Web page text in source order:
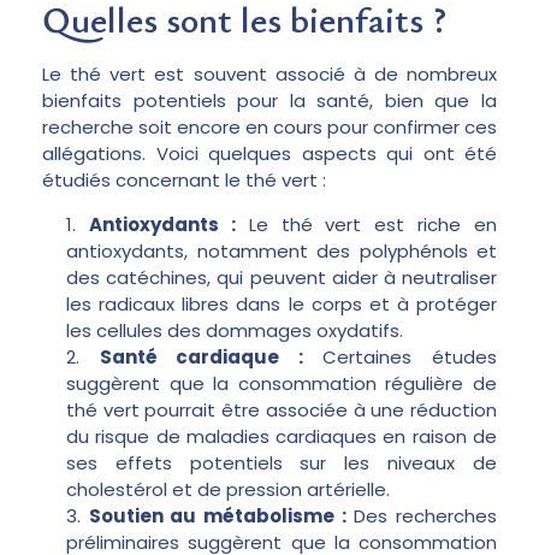
Quelles sont les bienfaits ?
Le thé vert est souvent associé à de nombreux
bienfaits potentiels pour la santé, bien que la
recherche soit encore en cours pour confirmer ces
allégations. Voici quelques aspects qui ont été
étudiés concernant le thé vert :
Antioxydants :Le thé vert est riche en
antioxydants, notamment des polyphénols et
des catéchines, qui peuvent aider à neutraliser
les radicaux libres dans le corps et à protéger
les cellules des dommages oxydatifs.
Santé cardiaque :Certaines études
suggèrent que la consommation régulière de
thé vert pourrait être associée à une réduction
du risque de maladies cardiaques en raison de
ses effets potentiels sur les niveaux de
cholestérol et de pression artérielle.
Soutien au métabolisme :Des recherches
préliminaires suggèrent que la consommation